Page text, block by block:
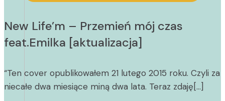
New Life’m – Przemień mój czas
feat.Emilka [aktualizacja]
“Ten cover opublikowałem 21 lutego 2015 roku. Czyli za
niecałe dwa miesiące miną dwa lata. Teraz zdaję[…]